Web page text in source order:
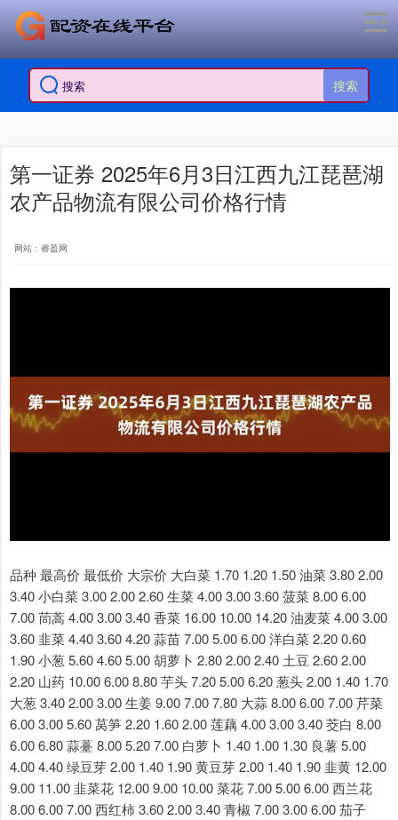
搜索
第一证券 2025年6月3日江西九江琵琶湖
农产品物流有限公司价格行情
网站：睿盈网
品种 最高价 最低价 大宗价 大白菜 1.70 1.20 1.50 油菜 3.80 2.00
3.40 小白菜 3.00 2.00 2.60 生菜 4.00 3.00 3.60 菠菜 8.00 6.00
7.00 茼蒿 4.00 3.00 3.40 香菜 16.00 10.00 14.20 油麦菜 4.00 3.00
3.60 韭菜 4.40 3.60 4.20 蒜苗 7.00 5.00 6.00 洋白菜 2.20 0.60
1.90 小葱 5.60 4.60 5.00 胡萝卜 2.80 2.00 2.40 土豆 2.60 2.00
2.20 山药 10.00 6.00 8.80 芋头 7.20 5.00 6.20 葱头 2.00 1.40 1.70
大葱 3.40 2.00 3.00 生姜 9.00 7.00 7.80 大蒜 8.00 6.00 7.00 芹菜
6.00 3.00 5.60 莴笋 2.20 1.60 2.00 莲藕 4.00 3.00 3.40 茭白 8.00
6.00 6.80 蒜薹 8.00 5.20 7.00 白萝卜 1.40 1.00 1.30 良薯 5.00
4.00 4.40 绿豆芽 2.00 1.40 1.90 黄豆芽 2.00 1.40 1.90 韭黄 12.00
9.00 11.00 韭菜花 12.00 9.00 10.00 菜花 7.00 5.00 6.00 西兰花
8.00 6.00 7.00 西红柿 3.60 2.00 3.40 青椒 7.00 3.00 6.00 茄子